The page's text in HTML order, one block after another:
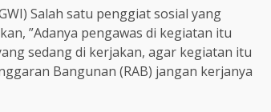
Salah satu penggiat sosial yang
”Adanya pengawas di kegiatan itu
sedang di kerjakan, agar kegiatan itu
Bangunan (RAB) jangan kerjanya